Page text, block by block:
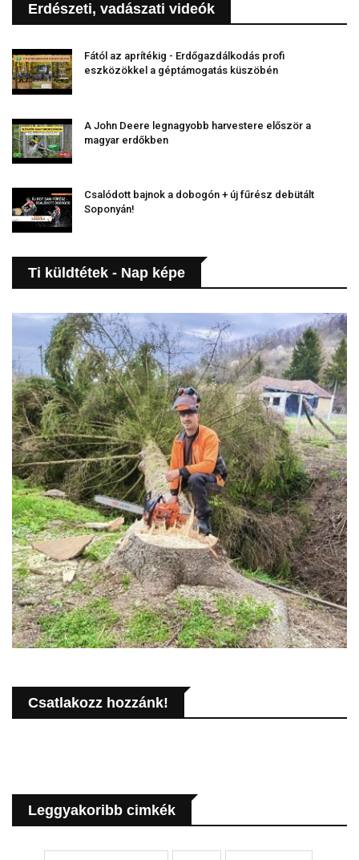
Erdészeti, vadászati videók
Fától az aprítékig - Erdőgazdálkodás profi
eszközökkel a géptámogatás küszöbén
A John Deere legnagyobb harvestere először a
magyar erdőkben
Csalódott bajnok a dobogón + új fűrész debütált
Soponyán!
Ti küldtétek - Nap képe
Csatlakozz hozzánk!
Leggyakoribb cimkék